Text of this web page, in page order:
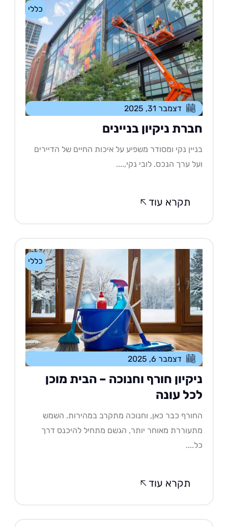
כללי
דצמבר 31, 2025
ניקיון בניינים
נקי ומסודר משפיע על איכות החיים של הדיירים
ערך הנכס. לובי נקי,....
תקרא עוד
כללי
דצמבר 6, 2025
חורף וחנוכה – הבית מוכן
עונה
כבר כאן, וחנוכה מתקרב במהירות. השמש
מאוחר יותר, הגשם מתחיל להיכנס דרך
תקרא עוד